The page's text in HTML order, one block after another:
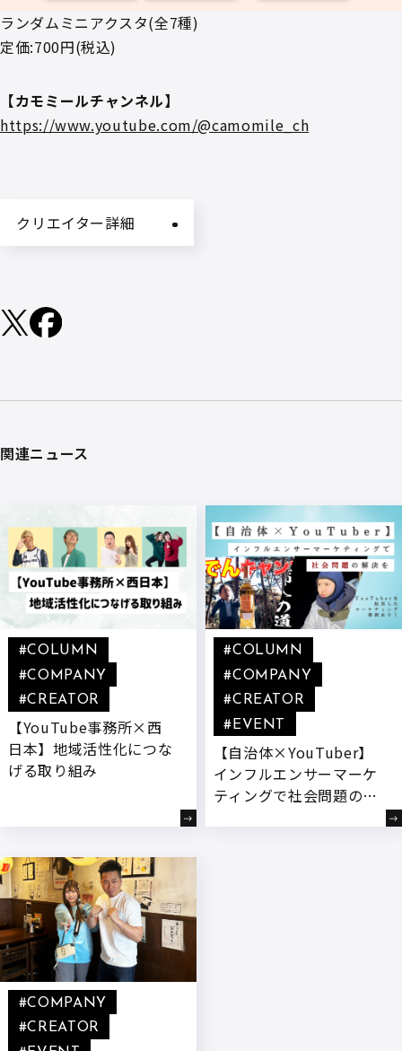
ランダムミニアクスタ(全7種)
定価:700円(税込)
【カモミールチャンネル】
https://www.youtube.com/@camomile_ch
クリエイター詳細
関連ニュース
【YouTube事務所×西
日本】地域活性化につな
げる取り組み
#COLUMN
#COMPANY
#CREATOR
【自治体×YouTuber】
インフルエンサーマーケ
ティングで社会問題の解
#COLUMN
#COMPANY
#CREATOR
#EVENT
#COMPANY
#CREATOR